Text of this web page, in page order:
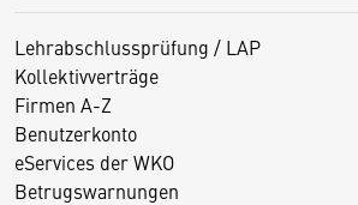
Lehrabschlussprüfung / LAP
Kollektivverträge
Firmen A-Z
Benutzerkonto
eServices der WKO
Betrugswarnungen